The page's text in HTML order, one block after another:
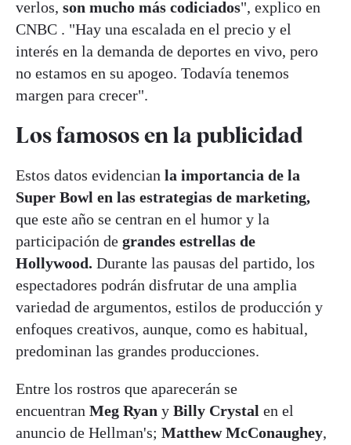
verlos, son mucho más codiciados", explico en
CNBC . "Hay una escalada en el precio y el
interés en la demanda de deportes en vivo, pero
no estamos en su apogeo. Todavía tenemos
margen para crecer".
Los famosos en la publicidad
Estos datos evidencian la importancia de la
Super Bowl en las estrategias de marketing,
que este año se centran en el humor y la
participación de grandes estrellas de
Hollywood. Durante las pausas del partido, los
espectadores podrán disfrutar de una amplia
variedad de argumentos, estilos de producción y
enfoques creativos, aunque, como es habitual,
predominan las grandes producciones.
Entre los rostros que aparecerán se
encuentran Meg Ryan y Billy Crystal en el
anuncio de Hellman's; Matthew McConaughey,